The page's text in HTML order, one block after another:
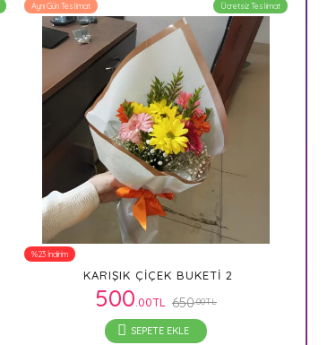
Aynı Gün Teslimat Ücretsiz Teslimat
%23 İndirim
KARIŞIK ÇIÇEK BUKETI 2
500 .00TL 650.00TL
SEPETE EKLE